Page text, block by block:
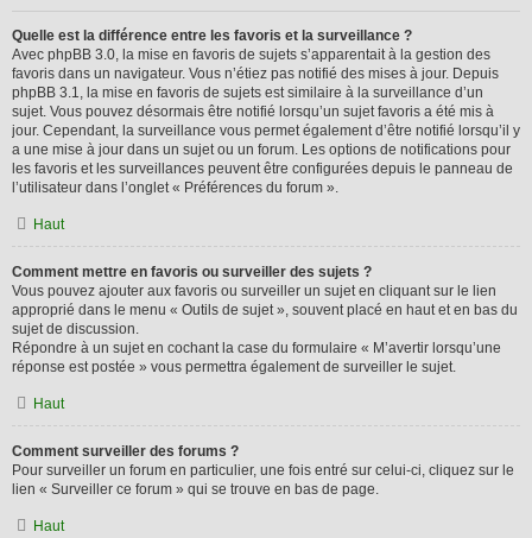
Quelle est la différence entre les favoris et la surveillance ?
Avec phpBB 3.0, la mise en favoris de sujets s’apparentait à la gestion des
favoris dans un navigateur. Vous n’étiez pas notifié des mises à jour. Depuis
phpBB 3.1, la mise en favoris de sujets est similaire à la surveillance d’un
sujet. Vous pouvez désormais être notifié lorsqu’un sujet favoris a été mis à
jour. Cependant, la surveillance vous permet également d’être notifié lorsqu’il y
a une mise à jour dans un sujet ou un forum. Les options de notifications pour
les favoris et les surveillances peuvent être configurées depuis le panneau de
l’utilisateur dans l’onglet « Préférences du forum ».
Haut
Comment mettre en favoris ou surveiller des sujets ?
Vous pouvez ajouter aux favoris ou surveiller un sujet en cliquant sur le lien
approprié dans le menu « Outils de sujet », souvent placé en haut et en bas du
sujet de discussion.
Répondre à un sujet en cochant la case du formulaire « M’avertir lorsqu’une
réponse est postée » vous permettra également de surveiller le sujet.
Haut
Comment surveiller des forums ?
Pour surveiller un forum en particulier, une fois entré sur celui-ci, cliquez sur le
lien « Surveiller ce forum » qui se trouve en bas de page.
Haut